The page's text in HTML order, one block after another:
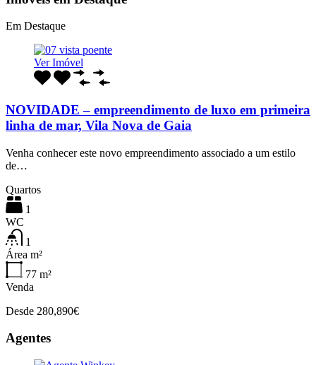
Em Destaque
Ver Imóvel
NOVIDADE – empreendimento de luxo em primeira
linha de mar, Vila Nova de Gaia
Venha conhecer este novo empreendimento associado a um estilo
de…
Quartos
1
WC
1
Área m²
77 m²
Venda
Desde 280,890€
Agentes